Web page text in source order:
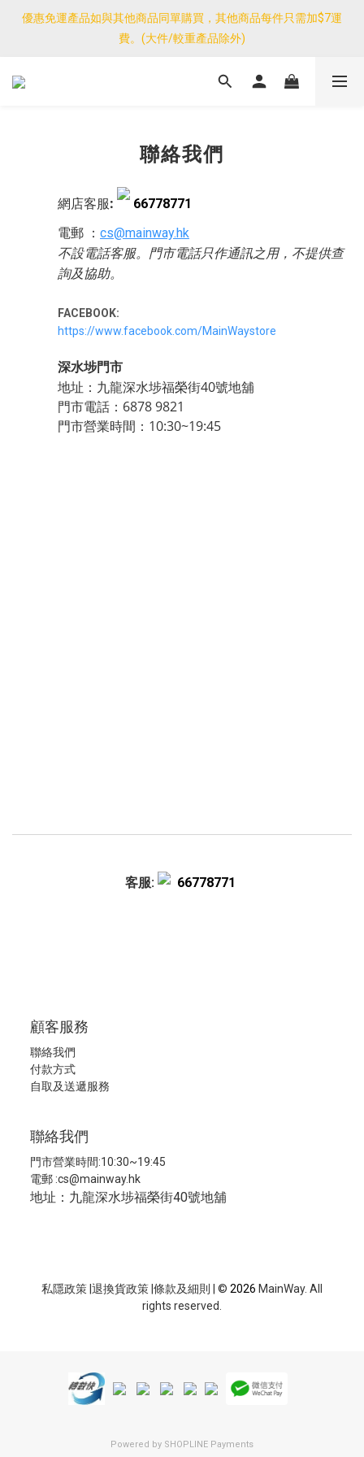
優惠免運產品如與其他商品同單購買，其他商品每件只需加$7運
費。(大件/較重產品除外)
優惠免運產品如與其他商品同單購買，其他商品每件只需加$7運
費。(大件/較重產品除外)
<公告>感謝支持！我們團隊由30/7~12/8外訪搜羅新產品，期間網
費。(大件/較重產品除外)
聯絡我們
網店客服: 66778771
電郵 ： cs@mainway.hk
不設電話客服。門市電話只作通訊之用，不提供查
詢及協助。
FACEBOOK:
https://www.facebook.com/MainWaystore
深水埗門市
地址：九龍深水埗福榮街40號地舖
門市電話：6878 9821
門市營業時間：10:30~19:45
客服: 66778771
顧客服務
聯絡我們
付款方式
自取及送遞服務
聯絡我們
門市營業時間:10:30~19:45
電郵 :cs@mainway.hk
地址：九龍深水埗福榮街40號地舖
私隱政策 退換貨政策 條款及細則 | © 2026 MainWay. All
rights reserved.
Powered by SHOPLINE Payments